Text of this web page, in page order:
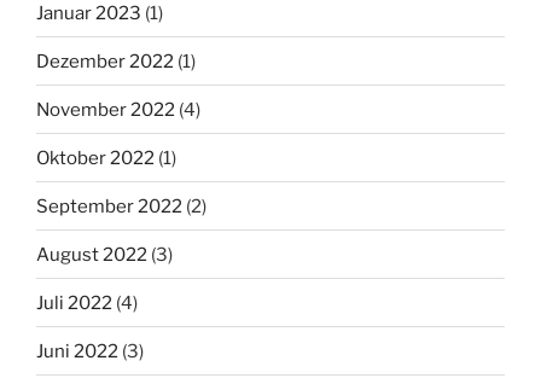
Januar 2023 (1)
Dezember 2022 (1)
November 2022 (4)
Oktober 2022 (1)
September 2022 (2)
August 2022 (3)
Juli 2022 (4)
Juni 2022 (3)